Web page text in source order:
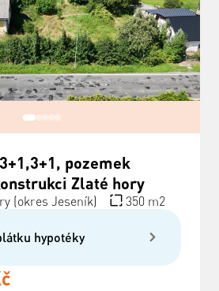
pozemek
Zlaté hory
(okres Jeseník) 350 m2
hypotéky